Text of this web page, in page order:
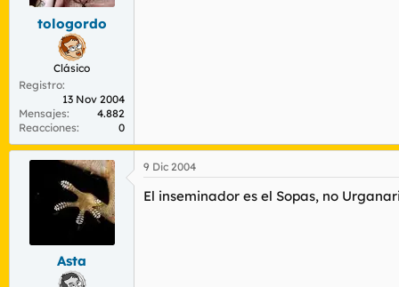
tologordo
Clásico
Registro
13 Nov 2004
Mensajes
4.882
Reacciones
0
Asta
9 Dic 2004
El inseminador es el Sopas, no